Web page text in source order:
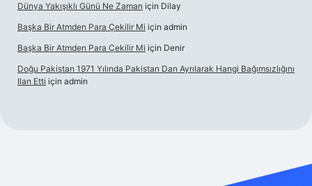
Dünya Yakışıklı Günü Ne Zaman için Dilay
Başka Bir Atmden Para Çekilir Mi için admin
Başka Bir Atmden Para Çekilir Mi için Denir
Doğu Pakistan 1971 Yılında Pakistan Dan Ayrılarak Hangi Bağımsızlığını
Ilan Etti için admin